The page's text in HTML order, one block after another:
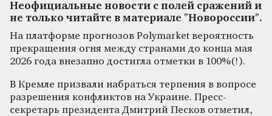
Неофициальные новости с полей сражений и
не только читайте в материале "Новороссии".
На платформе прогнозов Polymarket вероятность
прекращения огня между странами до конца мая
2026 года внезапно достигла отметки в 100%(!).
В Кремле призвали набраться терпения в вопросе
разрешения конфликтов на Украине. Пресс-
секретарь президента Дмитрий Песков отметил,